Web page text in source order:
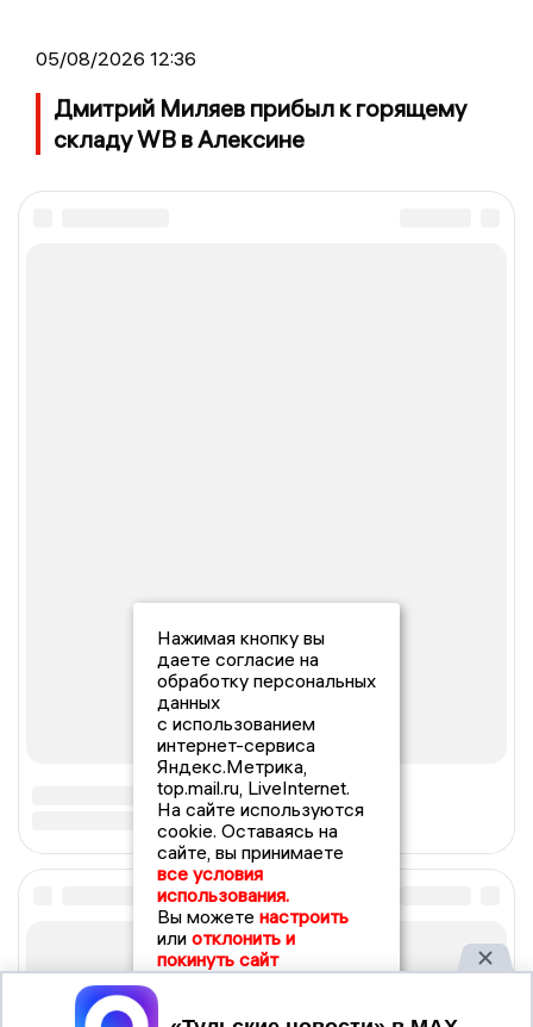
05/08/2026 12:36
Дмитрий Миляев прибыл к горящему
складу WB в Алексине
Нажимая кнопку вы
даете согласие на
обработку персональных
данных
с использованием
интернет-сервиса
Яндекс.Метрика,
top.mail.ru, LiveInternet.
На сайте используются
cookie. Оставаясь на
сайте, вы принимаете
все условия
использования.
Вы можете настроить
или отклонить и
покинуть сайт
Принять